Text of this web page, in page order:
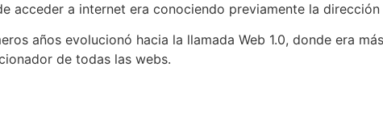
acceder a internet era conociendo previamente la dirección
años evolucionó hacia la llamada Web 1.0, donde era
de todas las webs.